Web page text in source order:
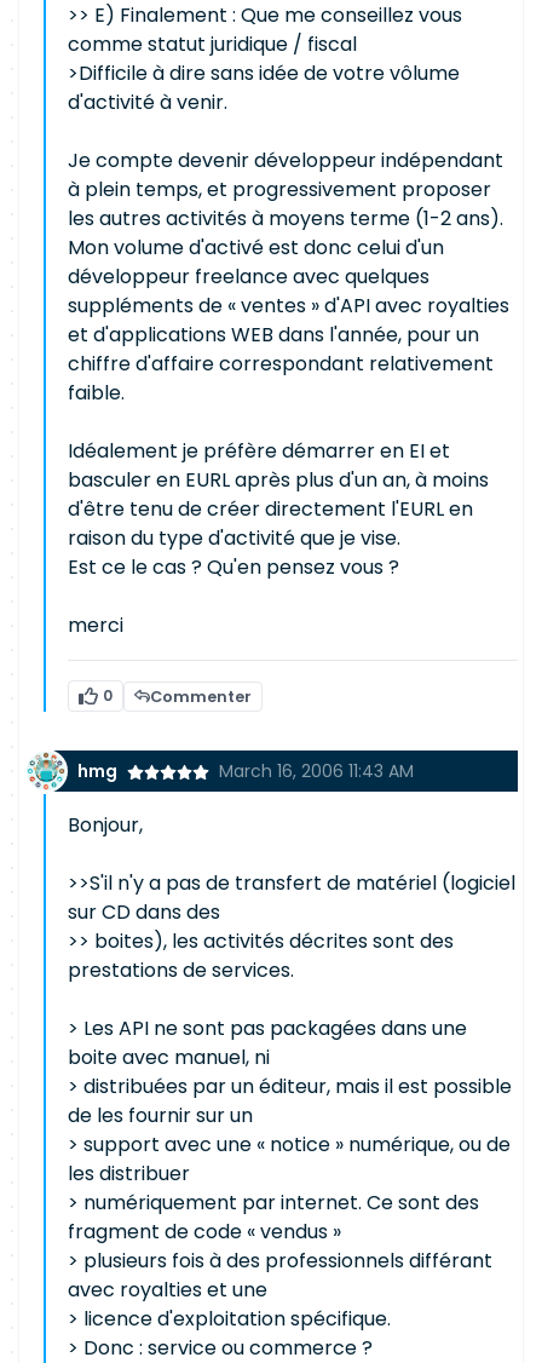
>> E) Finalement : Que me conseillez vous
comme statut juridique / fiscal
>Difficile à dire sans idée de votre vôlume
d'activité à venir.
Je compte devenir développeur indépendant
à plein temps, et progressivement proposer
les autres activités à moyens terme (1-2 ans).
Mon volume d'activé est donc celui d'un
développeur freelance avec quelques
suppléments de « ventes » d'API avec royalties
et d'applications WEB dans l'année, pour un
chiffre d'affaire correspondant relativement
faible.
Idéalement je préfère démarrer en EI et
basculer en EURL après plus d'un an, à moins
d'être tenu de créer directement l'EURL en
raison du type d'activité que je vise.
Est ce le cas ? Qu'en pensez vous ?
merci
0 Commenter
hmg March 16, 2006 11:43 AM
Bonjour,
>>S'il n'y a pas de transfert de matériel (logiciel
sur CD dans des
>> boites), les activités décrites sont des
prestations de services.
> Les API ne sont pas packagées dans une
boite avec manuel, ni
> distribuées par un éditeur, mais il est possible
de les fournir sur un
> support avec une « notice » numérique, ou de
les distribuer
> numériquement par internet. Ce sont des
fragment de code « vendus »
> plusieurs fois à des professionnels différant
avec royalties et une
> licence d'exploitation spécifique.
> Donc : service ou commerce ?